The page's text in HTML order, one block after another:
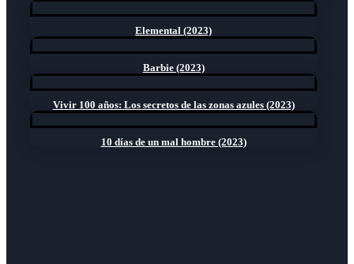
Elemental (2023)
Barbie (2023)
Vivir 100 años: Los secretos de las zonas azules (2023)
10 días de un mal hombre (2023)